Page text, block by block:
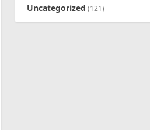
Uncategorized (121)